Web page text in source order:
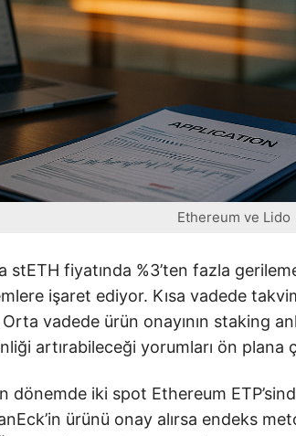
Ethereum ve Lido
stETH fiyatında %3’ten fazla
işaret ediyor. Kısa vadede
vadede ürün onayının staking
artırabileceği yorumları ön plana
dönemde iki spot Ethereum
ürünü onay alırsa endeks